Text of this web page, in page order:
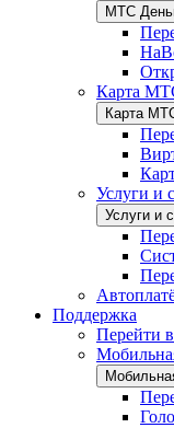
МТС
Карта
Карта
Услуги и
Услуги и
Поддержка
Перейти